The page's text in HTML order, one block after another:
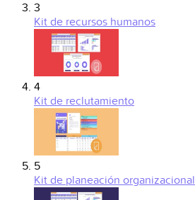
3
Kit de recursos humanos
4
Kit de reclutamiento
5
Kit de planeación organizacional